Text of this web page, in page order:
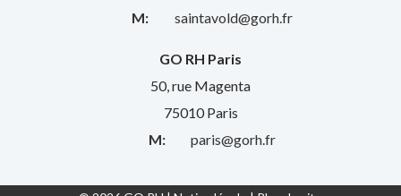
M:
saintavold@gorh.fr
GO RH Paris
50, rue Magenta
75010 Paris
M:
paris@gorh.fr